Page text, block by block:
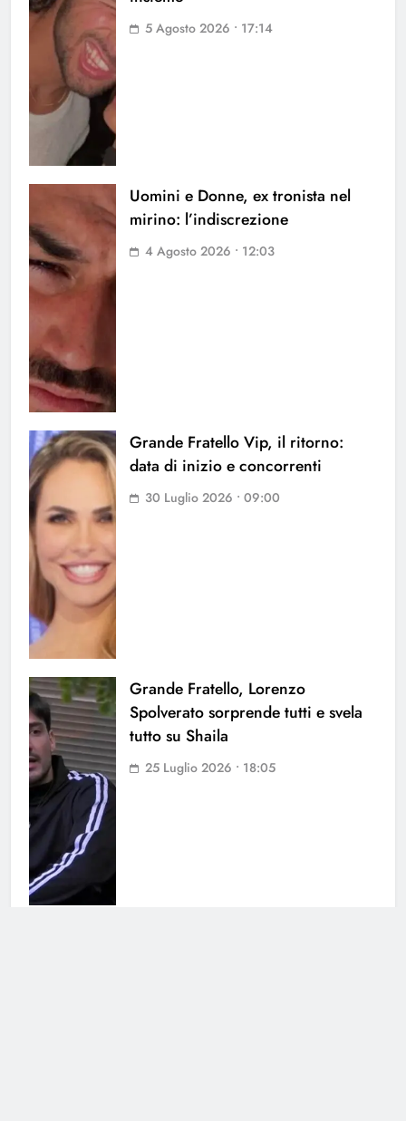
5 Agosto 2026 • 17:14
Uomini e Donne, ex tronista nel
mirino: l’indiscrezione
4 Agosto 2026 • 12:03
Grande Fratello Vip, il ritorno:
data di inizio e concorrenti
30 Luglio 2026 • 09:00
Grande Fratello, Lorenzo
Spolverato sorprende tutti e svela
tutto su Shaila
25 Luglio 2026 • 18:05